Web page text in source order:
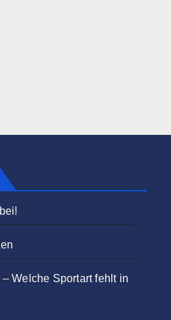
Welche Sportart fehlt in